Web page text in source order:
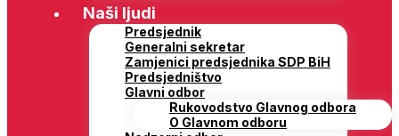
Naši ljudi
Predsjednik
Generalni sekretar
Zamjenici predsjednika SDP BiH
Predsjedništvo
Glavni odbor
Rukovodstvo Glavnog odbora
O Glavnom odboru